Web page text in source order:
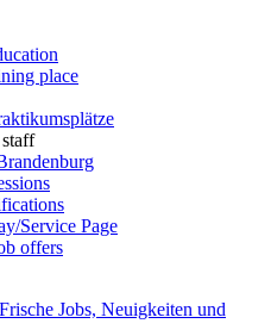
place
Service Page
offers
Frische Jobs, Neuigkeiten und